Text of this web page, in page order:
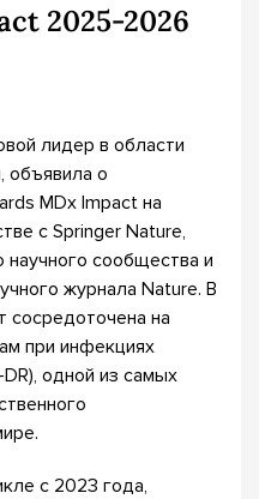
2025-2026
лидер в области
объявила о
MDx Impact на
с Springer Nature,
сообщества и
журнала Nature. В
сосредоточена на
при инфекциях
одной из самых
с 2023 года,